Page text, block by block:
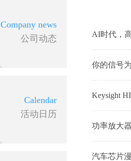
Company news
公司动态
Calendar
活动日历
AI时代，
你的信号
Keysight
功率放大
汽车芯片